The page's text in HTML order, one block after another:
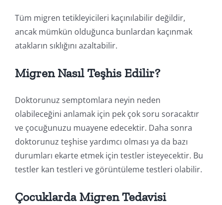
Tüm migren tetikleyicileri kaçınılabilir değildir,
ancak mümkün olduğunca bunlardan kaçınmak
atakların sıklığını azaltabilir.
Migren Nasıl Teşhis Edilir?
Doktorunuz semptomlara neyin neden
olabileceğini anlamak için pek çok soru soracaktır
ve çocuğunuzu muayene edecektir. Daha sonra
doktorunuz teşhise yardımcı olması ya da bazı
durumları ekarte etmek için testler isteyecektir. Bu
testler kan testleri ve görüntüleme testleri olabilir.
Çocuklarda Migren Tedavisi